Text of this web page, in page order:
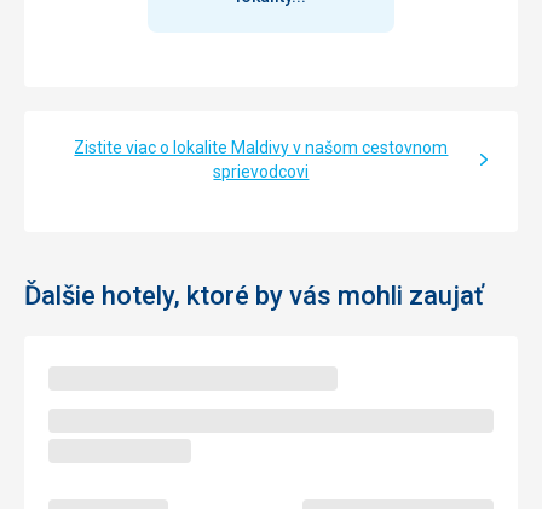
Zistite viac o lokalite Maldivy v našom cestovnom
sprievodcovi
Ďalšie hotely, ktoré by vás mohli zaujať